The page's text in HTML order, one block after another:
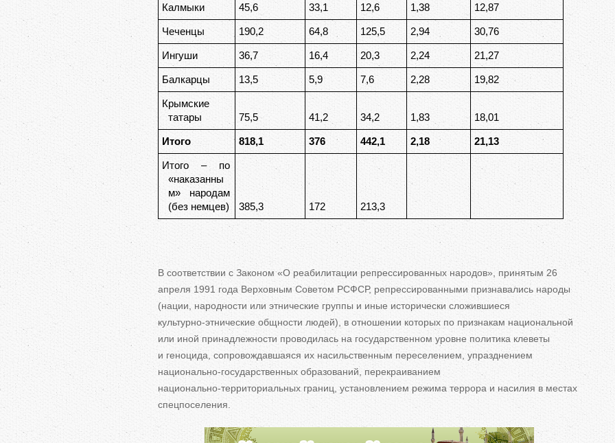
Калмыки 45,6 33,1 12,6 1,38 12,87
Чеченцы 190,2 64,8 125,5 2,94 30,76
Ингуши 36,7 16,4 20,3 2,24 21,27
Балкарцы 13,5 5,9 7,6 2,28 19,82
Крымские
татары
75,5 41,2 34,2 1,83 18,01
Итого 818,1 376 442,1 2,18 21,13
Итого – по
«наказанны
м» народам
(без немцев)
385,3 172 213,3
В соответствии с Законом«О реабилитации репрессированных народов» , принятым 26
апреля 1991 года Верховным Советом РСФСР, репрессированными признавались народы
(нации, народности или этнические группы и иные исторически сложившиеся
культурно-этнические общности людей), в отношении которых по признакам национальной
или иной принадлежности проводилась на государственном уровне политика клеветы
и геноцида, сопровождавшаяся их насильственным переселением, упразднением
национально-государственных образований, перекраиванием
национально-территориальных границ, установлением режима террора и насилия в местах
спецпоселения.